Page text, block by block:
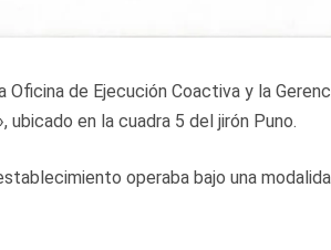
Oficina de Ejecución Coactiva y la
ubicado en la cuadra 5 del jirón Puno.
operaba bajo una